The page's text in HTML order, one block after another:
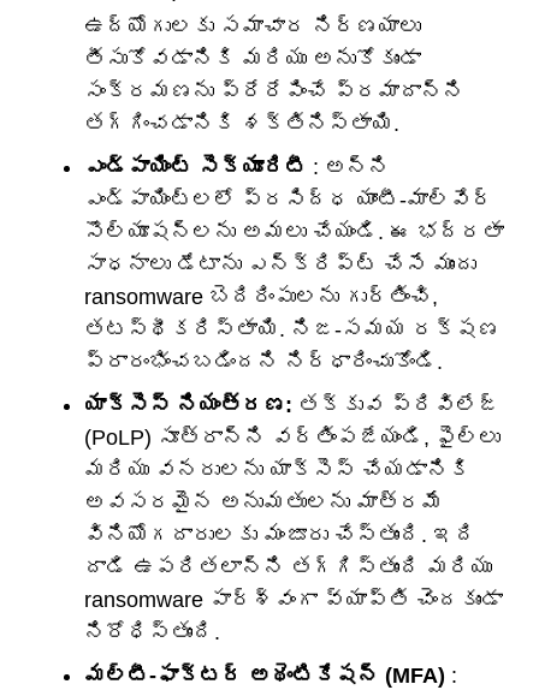
ఉద్యోగులకు సమాచార నిర్ణయాలు
తీసుకోవడానికి మరియు అనుకోకుండా
సంక్రమణను ప్రేరేపించే ప్రమాదాన్ని
తగ్గించడానికి శక్తినిస్తాయి.
ఎండ్‌పాయింట్ సెక్యూరిటీ : అన్ని
ఎండ్‌పాయింట్‌లలో ప్రసిద్ధ యాంటీ-మాల్వేర్
సొల్యూషన్‌లను అమలు చేయండి. ఈ భద్రతా
సాధనాలు డేటాను ఎన్‌క్రిప్ట్ చేసే ముందు
ransomware బెదిరింపులను గుర్తించి,
తటస్థీకరిస్తాయి. నిజ-సమయ రక్షణ
ప్రారంభించబడిందని నిర్ధారించుకోండి.
యాక్సెస్ నియంత్రణ: తక్కువ ప్రివిలేజ్
(PoLP) సూత్రాన్ని వర్తింపజేయండి, ఫైల్‌లు
మరియు వనరులను యాక్సెస్ చేయడానికి
అవసరమైన అనుమతులను మాత్రమే
వినియోగదారులకు మంజూరు చేస్తుంది. ఇది
దాడి ఉపరితలాన్ని తగ్గిస్తుంది మరియు
ransomware పార్శ్వంగా వ్యాప్తి చెందకుండా
నిరోధిస్తుంది.
మల్టీ-ఫాక్టర్ అథెంటికేషన్ (MFA) :